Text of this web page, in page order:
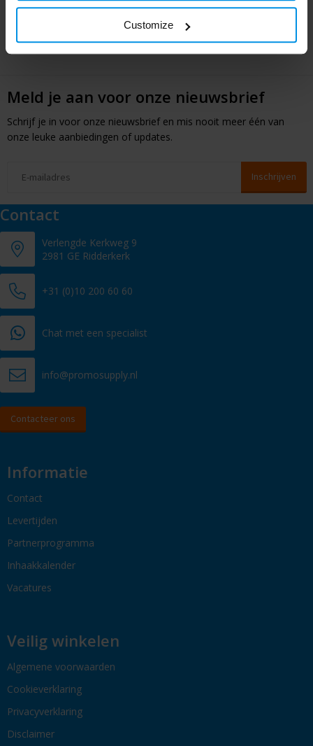
Customize
4 werkdag(en)
Meld je aan voor onze nieuwsbrief
Schrijf je in voor onze nieuwsbrief en mis nooit meer één van
onze leuke aanbiedingen of updates.
Contact
Verlengde Kerkweg 9
2981 GE Ridderkerk
+31 (0)10 200 60 60
Chat met een specialist
info@promosupply.nl
Contacteer ons
Informatie
Contact
Levertijden
Partnerprogramma
Inhaakkalender
Vacatures
Veilig winkelen
Algemene voorwaarden
Cookieverklaring
Privacyverklaring
Disclaimer